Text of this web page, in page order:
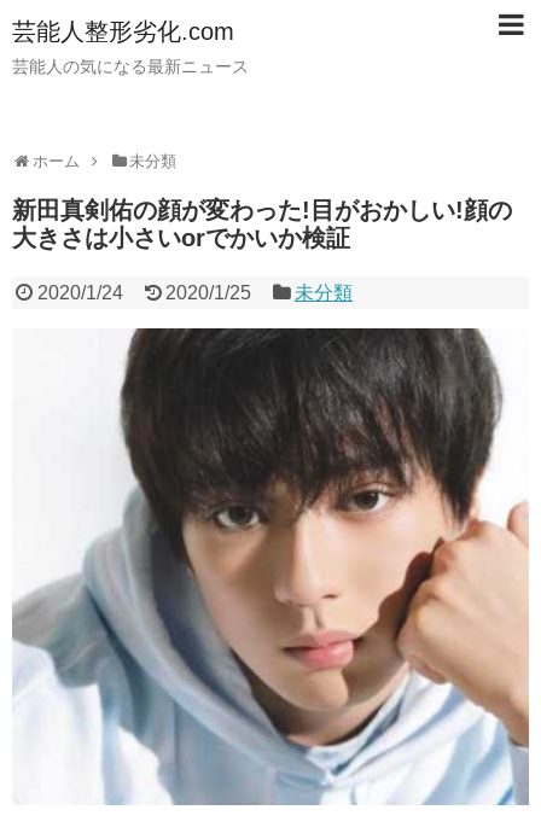
芸能人整形劣化.com
芸能人の気になる最新ニュース
ホーム 未分類
新田真剣佑の顔が変わった!目がおかしい!顔の
大きさは小さいorでかいか検証
2020/1/24 2020/1/25 未分類